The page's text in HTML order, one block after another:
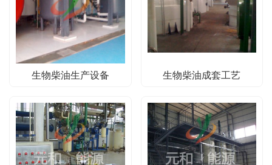
生物柴油生产设备 生物柴油成套工艺